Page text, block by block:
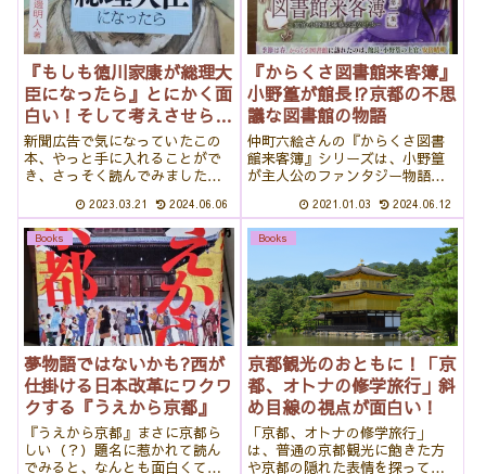
『もしも徳川家康が総理大
臣になったら』とにかく面
白い！そして考えさせられ
ます
新聞広告で気になっていたこの
本、やっと手に入れることがで
き、さっそく読んでみました。
ら、堅めのファンタジーかと思
っていたら大間違い！すごいス
ピード感に巻き込まれて、一気
に読了しました。今回は、日本
人ならみんなに読ん...
2023.03.21 2024.06.06
『からくさ図書館来客簿』
小野篁が館長⁉京都の不思
議な図書館の物語
仲町六絵さんの『からくさ図書
館来客簿』シリーズは、小野篁
が主人公のファンタジー物語で
なぜ図書館に？優しくて不思議
な世界の魅力をあなたに紹介し
ます。小野篁に興味のある方、
ファンタジーミステリーが好き
な方、京都の不思...
2021.01.03 2024.06.12
Books
夢物語ではないかも?西が
仕掛ける日本改革にワクワ
クする『うえから京都』
『うえから京都』まさに京都ら
しい（？）題名に惹かれて読ん
でみると、なんとも面白くて楽
Books
京都観光のおともに！「京
都、オトナの修学旅行」斜
め目線の視点が面白い！
「京都、オトナの修学旅行」
は、普通の京都観光に飽きた方
や京都の隠れた表情を探ってみ